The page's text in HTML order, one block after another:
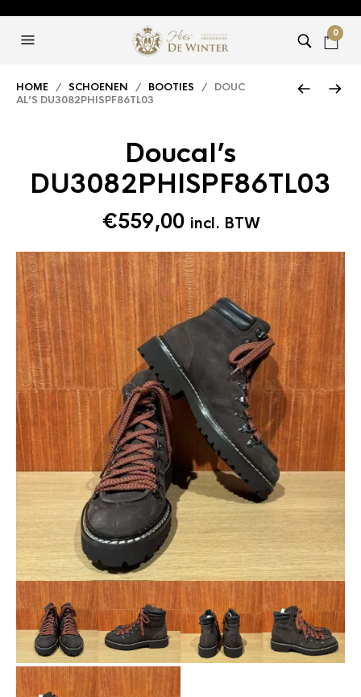
0
HOME / SCHOENEN / BOOTIES / DOUC
AL’S DU3082PHISPF86TL03
Doucal’s
DU3082PHISPF86TL03
€559,00 incl. BTW